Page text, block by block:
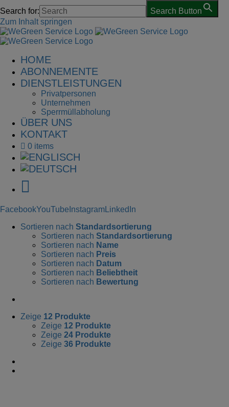
Search for:
Search Button
Zum Inhalt springen
HOME
ABONNEMENTE
DIENSTLEISTUNGEN
Privatpersonen
Unternehmen
Sperrmüllabholung
ÜBER UNS
KONTAKT
0 items
FacebookYouTube Instagram LinkedIn
Sortieren nach Standardsortierung
Sortieren nach Standardsortierung
Sortieren nach Name
Sortieren nach Preis
Sortieren nach Datum
Sortieren nach Beliebtheit
Sortieren nach Bewertung
Zeige 12 Produkte
Zeige 12 Produkte
Zeige 24 Produkte
Zeige 36 Produkte